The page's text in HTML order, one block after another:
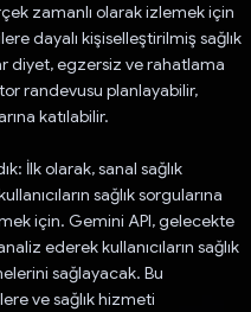
zamanlı olarak izlemek için
dayalı kişiselleştirilmiş sağlık
diyet, egzersiz ve rahatlama
randevusu planlayabilir,
katılabilir.
İlk olarak, sanal sağlık
sağlık sorgularına
için. Gemini API, gelecekte
ederek kullanıcıların sağlık
sağlayacak. Bu
ve sağlık hizmeti